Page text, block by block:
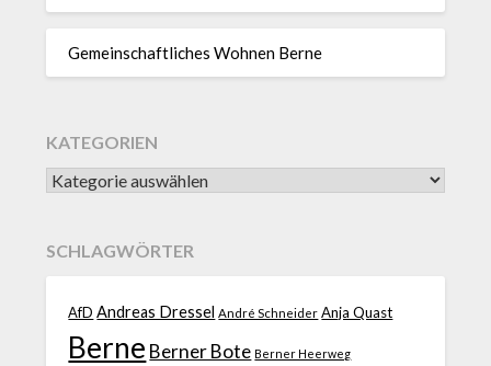
Gemeinschaftliches Wohnen Berne
KATEGORIEN
SCHLAGWÖRTER
AfD Andreas Dressel André Schneider Anja Quast
Berne Berner Bote Berner Heerweg